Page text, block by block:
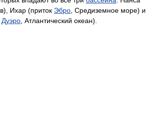
Ихар (приток Эбро, Средиземное море) и
Дуэро, Атлантический океан).